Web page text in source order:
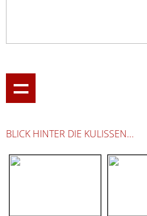
BLICK HINTER DIE KULISSEN...